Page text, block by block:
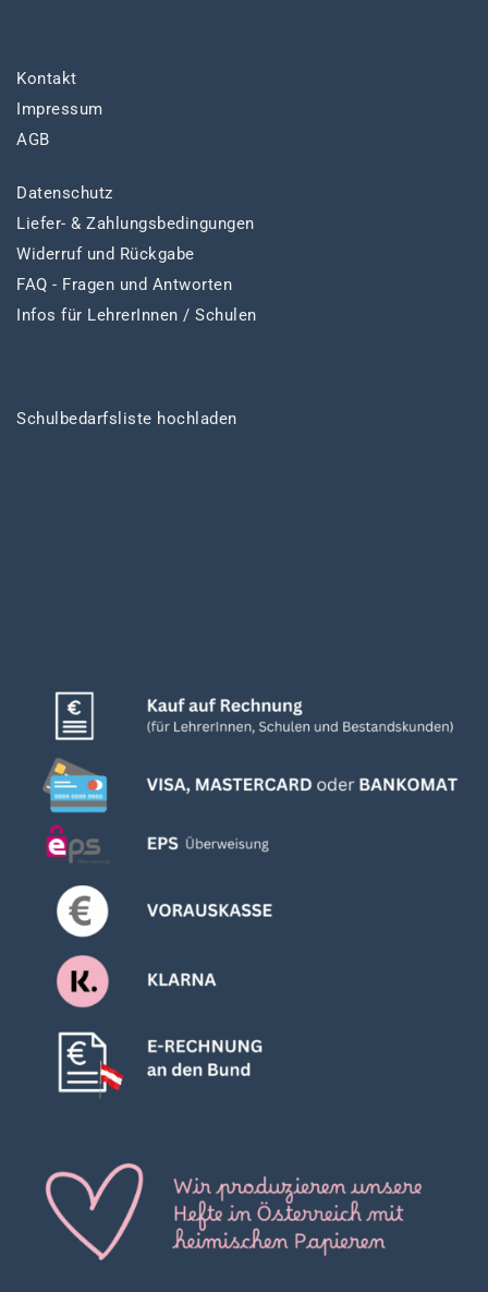
Kontakt
Impressum
AGB
Datenschutz
Liefer- & Zahlungsbedingungen
Widerruf und Rückgabe
FAQ - Fragen und Antworten
Infos für LehrerInnen / Schulen
Schulbedarfsliste hochladen